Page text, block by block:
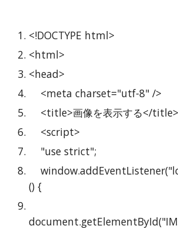
<!DOCTYPE html>
<html>
<head>
    <meta charset="utf-8" />
    <title>画像を表示する</title>
    <script>
    "use strict";
    window.addEventListener("load", function
() {